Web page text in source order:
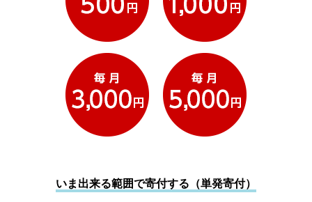
いま出来る範囲で寄付する（単発寄付）